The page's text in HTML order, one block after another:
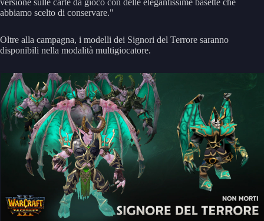
versione sulle carte da gioco con delle elegantissime basette che
abbiamo scelto di conservare."
Oltre alla campagna, i modelli dei Signori del Terrore saranno
disponibili nella modalità multigiocatore.